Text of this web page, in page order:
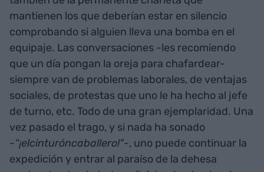
mantienen los que deberían estar en silencio
comprobando si alguien lleva una bomba en el
equipaje. Las conversaciones -les recomiendo
que un día pongan la oreja para chafardear-
siempre van de problemas laborales, de ventajas
sociales, de protestas que uno le ha hecho al jefe
de turno, etc. Todo de una gran ejemplaridad. Una
vez pasado el trago, y si nada ha sonado
-“¡elcinturóncaballero!"-, uno puede continuar la
expedición y entrar al paraíso de la dehesa